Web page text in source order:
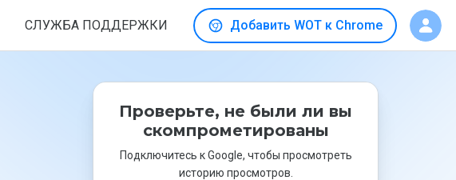
СЛУЖБА ПОДДЕРЖКИ Добавить WOT к Chrome
Проверьте, не были ли вы
скомпрометированы
Подключитесь к Google, чтобы просмотреть
историю просмотров.